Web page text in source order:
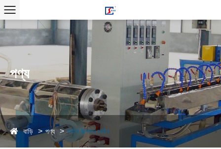
পণ্য
বাড়ি পণ্য পাইপ উত্পাদন লাইন